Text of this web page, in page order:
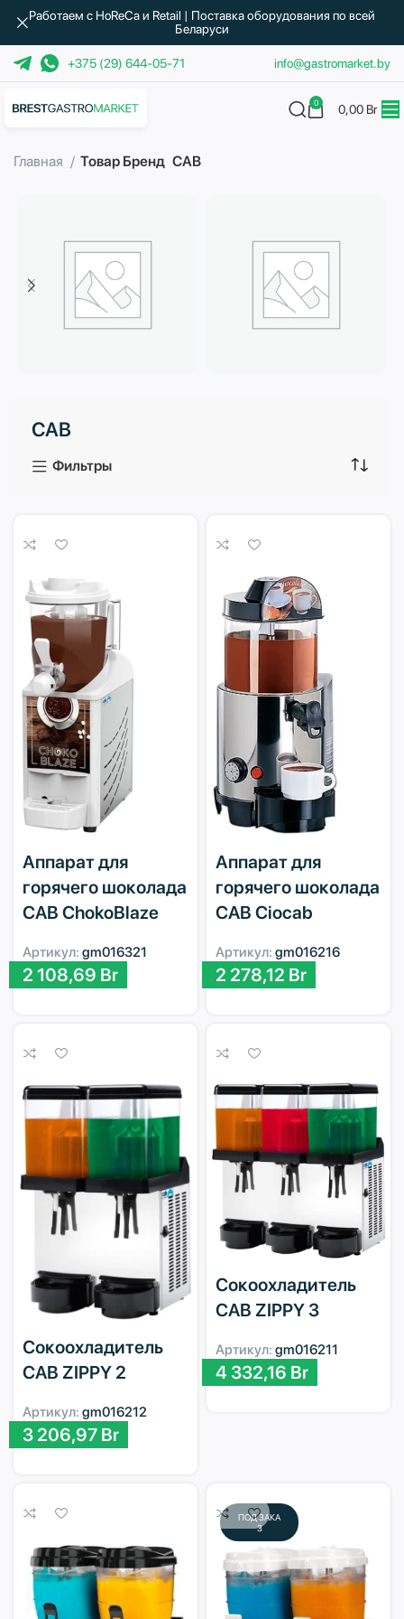
+375 (29) 644-05-71 info@gastromarket.by
0 0,00 Br
Главная Товар Бренд CAB
3 продукта
CAB
Фильтры
Аппарат для
горячего шоколада
CAB ChokoBlaze
Артикул: gm016321
2 108,69 Br
Аппарат для
горячего шоколада
CAB Ciocab
Артикул: gm016216
2 278,12 Br
Сокоохладитель
CAB ZIPPY 2
Артикул: gm016212
3 206,97 Br
Сокоохладитель
CAB ZIPPY 3
Артикул: gm016211
4 332,16 Br
ПОД ЗАКА
З
Работаем с HoReCa и Retail | Поставка оборудования по всей
Беларуси